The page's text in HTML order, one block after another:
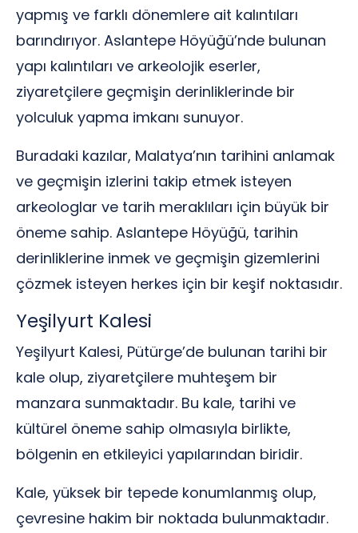
yapmış ve farklı dönemlere ait kalıntıları
barındırıyor. Aslantepe Höyüğü’nde bulunan
yapı kalıntıları ve arkeolojik eserler,
ziyaretçilere geçmişin derinliklerinde bir
yolculuk yapma imkanı sunuyor.
Buradaki kazılar, Malatya’nın tarihini anlamak
ve geçmişin izlerini takip etmek isteyen
arkeologlar ve tarih meraklıları için büyük bir
öneme sahip. Aslantepe Höyüğü, tarihin
derinliklerine inmek ve geçmişin gizemlerini
çözmek isteyen herkes için bir keşif noktasıdır.
Yeşilyurt Kalesi
Yeşilyurt Kalesi, Pütürge’de bulunan tarihi bir
kale olup, ziyaretçilere muhteşem bir
manzara sunmaktadır. Bu kale, tarihi ve
kültürel öneme sahip olmasıyla birlikte,
bölgenin en etkileyici yapılarından biridir.
Kale, yüksek bir tepede konumlanmış olup,
çevresine hakim bir noktada bulunmaktadır.